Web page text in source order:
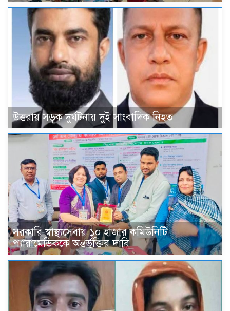
উত্তরায় সড়ক দুর্ঘটনায় দুই সাংবাদিক নিহত
সরকারি স্বাস্থ্যসেবায় ১০ হাজার কমিউনিটি
প্যারামেডিককে অন্তর্ভুক্তির দাবি